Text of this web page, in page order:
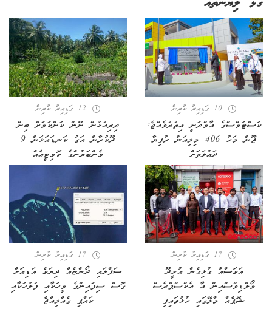
10 ގަޑިއިރު ކުރިން
ކަސްޓަމްސްގެ އާމްދަނީ އިތުރުވެއްޖެ:
ޖޫން މަހު 406 މިލިއަން ރުފިޔާ
ދައުލަތަށް
12 ގަޑިއިރު ކުރިން
ދިރިއުޅުން ނޫން ކަންކަމަށް ބިން
ދޫކުރާން އަގު ކަނޑައަޅަން 9
މެންބަރުންގެ ކޮމިޓީއެއް
17 ގަޑިއިރު ކުރިން
އަވަސްއާ ގުޅިގެން އުރީދޫ
މޯލްޑިވްސްއިން އާ އެކްސްޕްރެސް
ޝޮޕެއް މާލޭގައި ހުޅުވައިފި
17 ގަޑިއިރު ކުރިން
ސަޕްލައި ދޯންޏެއް ދިޔަވެ އަޑިއަށް
ގޮސް ސިފައިންގެ މީހަކާއި ފުލުހަކާއި
ކައްޕި ގެއްލިއްޖެ